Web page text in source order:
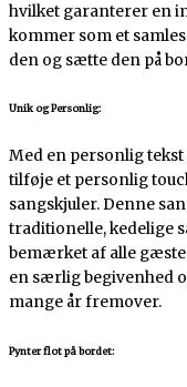
hvilket garanterer en
kommer som et
den og sætte den på
Unik og Personlig:
Med en personlig tekst
tilføje et personlig
sangskjuler. Denne
traditionelle, kedelige
bemærket af alle
en særlig begivenhed
mange år fremover.
Pynter flot på bordet: